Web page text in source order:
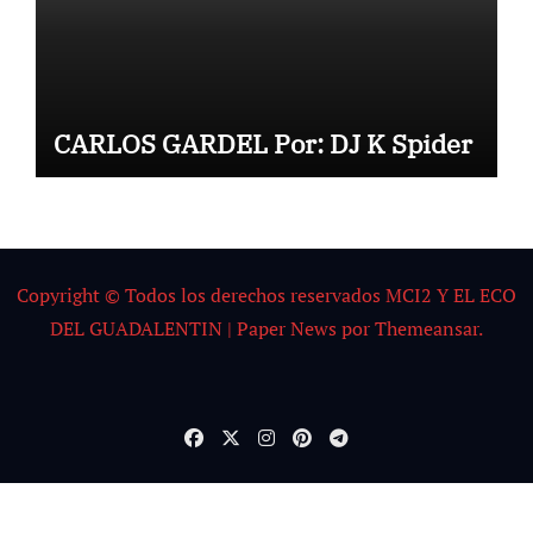
CARLOS GARDEL Por: DJ K Spider
Copyright © Todos los derechos reservados MCI2 Y EL ECO
DEL GUADALENTIN | Paper News porThemeansar.